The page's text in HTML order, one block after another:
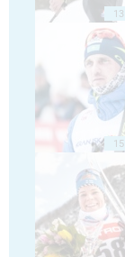
13
15